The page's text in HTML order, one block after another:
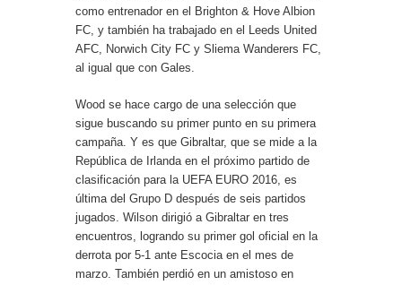
como entrenador en el Brighton & Hove Albion
FC, y también ha trabajado en el Leeds United
AFC, Norwich City FC y Sliema Wanderers FC,
al igual que con Gales.
Wood se hace cargo de una selección que
sigue buscando su primer punto en su primera
campaña. Y es que Gibraltar, que se mide a la
República de Irlanda en el próximo partido de
clasificación para la UEFA EURO 2016, es
última del Grupo D después de seis partidos
jugados. Wilson dirigió a Gibraltar en tres
encuentros, logrando su primer gol oficial en la
derrota por 5-1 ante Escocia en el mes de
marzo. También perdió en un amistoso en